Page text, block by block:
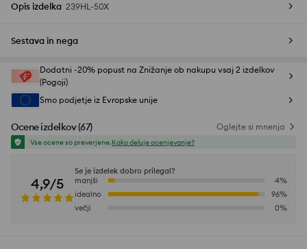
Opis izdelka 239HL-50X
Sestava in nega
Dodatni -20% popust na Znižanje ob nakupu vsaj 2 izdelkov
(Pogoji)
Smo podjetje iz Evropske unije
Ocene izdelkov(67) Oglejte si mnenja
Vse ocene so preverjene.Kako deluje ocenjevanje?
4,9/5
Se je izdelek dobro prilegal?
manjši
4%
idealno
96%
večji
0%